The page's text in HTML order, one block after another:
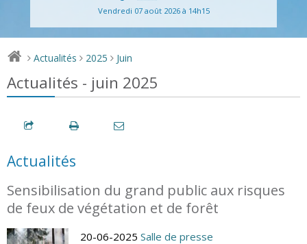
Vendredi 07 août 2026 à 14h15
> Actualités > 2025 > Juin
Actualités - juin 2025
Actualités
Sensibilisation du grand public aux risques
de feux de végétation et de forêt
20-06-2025 Salle de presse